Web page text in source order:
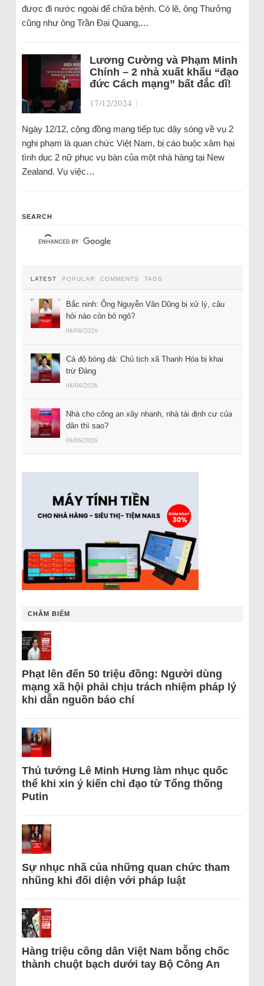
được đi nước ngoài để chữa bệnh. Có lẽ, ông Thưởng
cũng như ông Trần Đại Quang,…
Lương Cường và Phạm Minh
Chính – 2 nhà xuất khẩu “đạo
đức Cách mạng” bất đắc dĩ!
17/12/2024 |
Ngày 12/12, cộng đồng mạng tiếp tục dậy sóng về vụ 2
nghi phạm là quan chức Việt Nam, bị cáo buộc xâm hại
tình dục 2 nữ phục vụ bàn của một nhà hàng tại New
Zealand. Vụ việc…
SEARCH
LATEST POPULAR COMMENTS TAGS
Bắc ninh: Ông Nguyễn Văn Dũng bị xử lý, câu
hỏi nào còn bỏ ngỏ?
08/08/2026
Cá độ bóng đá: Chủ tịch xã Thanh Hóa bị khai
trừ Đảng
08/08/2026
Nhà cho công an xây nhanh, nhà tái định cư của
dân thì sao?
08/08/2026
CHÂM BIẾM
Phạt lên đến 50 triệu đồng: Người dùng
mạng xã hội phải chịu trách nhiệm pháp lý
khi dẫn nguồn báo chí
Thủ tướng Lê Minh Hưng làm nhục quốc
thể khi xin ý kiến chỉ đạo từ Tổng thống
Putin
Sự nhục nhã của những quan chức tham
nhũng khi đối diện với pháp luật
Hàng triệu công dân Việt Nam bỗng chốc
thành chuột bạch dưới tay Bộ Công An